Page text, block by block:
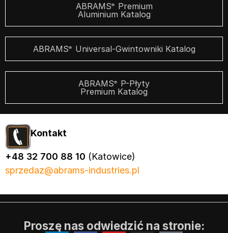
ABRAMS®
Premium
Aluminium Katalog
ABRAMS® Universal-Gwintowniki Katalog
ABRAMS®
P-Płyty
Premium Katalog
Kontakt
+48 32 700 88 10 (Katowice)
sprzedaz@abrams-industries.pl
Proszę nas odwiedzić na stronie: